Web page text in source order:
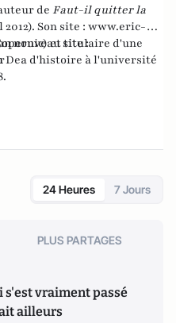
de Faut-il quitter la
Son site : www.eric-
nouveau site :et titulaire d'une
Dea d'histoire à l'université
24 Heures 7 Jours
PLUS PARTAGES
s'est vraiment passé
ailleurs